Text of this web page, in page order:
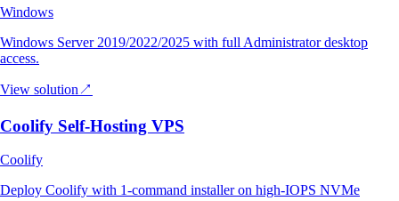
Windows
Windows Server 2019/2022/2025 with full Administrator desktop
access.
View solution ↗
Coolify Self-Hosting VPS
Coolify
Deploy Coolify with 1-command installer on high-IOPS NVMe